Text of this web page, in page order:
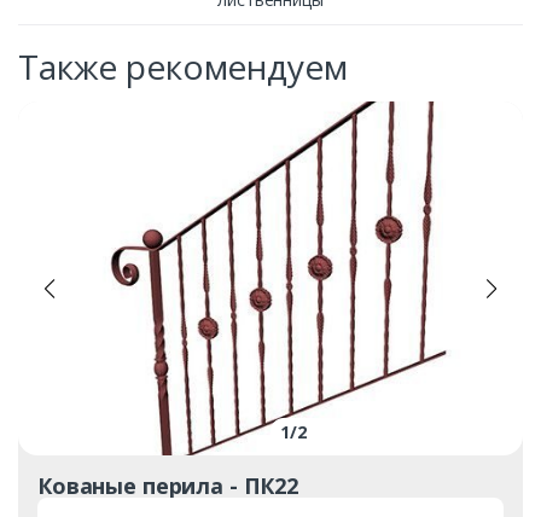
Также рекомендуем
1/2
Кованые перила - ПК22